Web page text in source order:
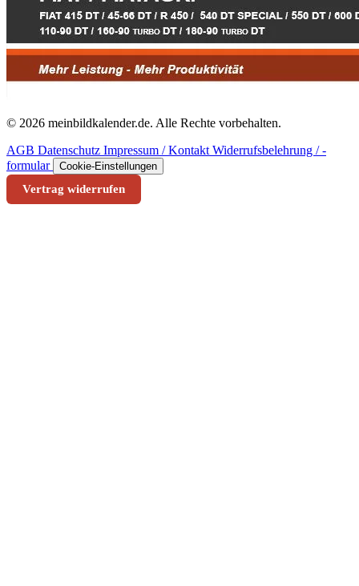
© 2026 meinbildkalender.de. Alle Rechte vorbehalten.
AGB Datenschutz Impressum / Kontakt Widerrufsbelehrung / -
formular
Cookie-Einstellungen
Vertrag widerrufen